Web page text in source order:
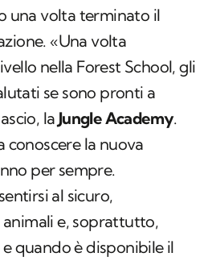
una volta terminato il
«Una volta
nella Forest School, gli
se sono pronti a
la Jungle Academy.
conoscere la nuova
per sempre.
al sicuro,
e, soprattutto,
quando è disponibile il